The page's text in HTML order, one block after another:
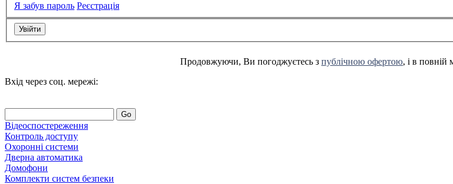
Я забув пароль Реєстрація
Продовжуючи, Ви погоджуєтесь з публічною офертою, і в повній
Вхід через соц. мережі:
Go
Відеоспостереження
Контроль доступу
Охоронні системи
Дверна автоматика
Домофони
Комплекти систем безпеки